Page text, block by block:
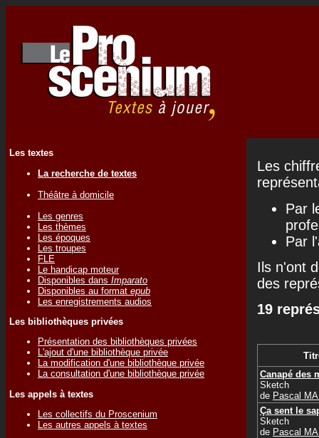
Les textes
La recherche de textes
Théâtre à domicile
Les genres
Les thèmes
Les époques
Les troupes
FLE
Le handicap moteur
Disponibles dans Imparato
Disponibles au format epub
Les enregistrements audios
Les bibliothèques privées
Présentation des bibliothèques privées
L'ajout d'une bibliothèque privée
La modification d'une bibliothèque privée
La consultation d'une bibliothèque privée
Les appels à textes
Les collectifs du Proscenium
Les autres appels à textes
Les
Par
Par
Ils n'ont
des
19
Canapé des
Sketch
de Pascal
Ça sent le
Sketch
de Pascal